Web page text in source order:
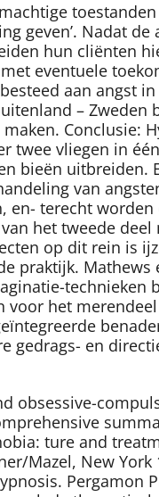
geven’. Nadat de
hun cliënten
eventuele
aan angst
– Zweden
Conclusie:
twee vliegen in
bieën uitbreiden.
van
terecht
het tweede
op dit rein is
praktijk.
technieken
voor het
gedrags- en
obsessive-
ture and
Mazel, New
Pergamon